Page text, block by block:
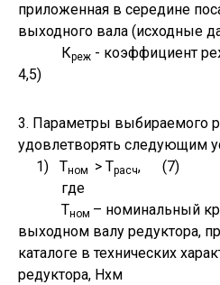
приложенная в середине
выходного вала (исходные
Креж - коэффициент
4,5)
3. Параметры выбираемого
удовлетворять следующим
1) Тном > Трасч, (7)
где
Тном – номинальный
выходном валу редуктора,
каталоге в технических
редуктора, Нхм